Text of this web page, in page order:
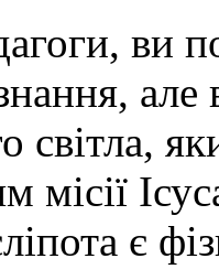
ви
але
світла,
місії
є